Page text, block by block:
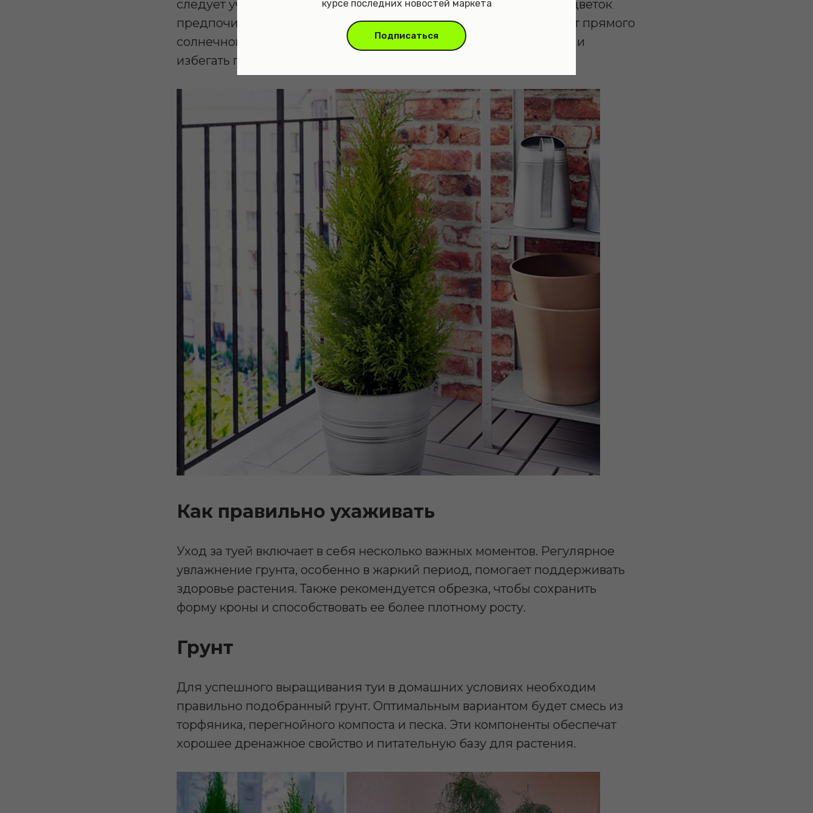
курсе последних новостей маркета
Подписаться
следует учитывать несколько важных аспектов. Этот комнатный цветок
предпочитает хорошо освещенные помещения, но не переносит прямого
солнечного света. Также важно обеспечить ей умеренный полив и
избегать пересушивания грунта.
Как правильно ухаживать
Уход за туей включает в себя несколько важных моментов. Регулярное
увлажнение грунта, особенно в жаркий период, помогает поддерживать
здоровье растения. Также рекомендуется обрезка, чтобы сохранить
форму кроны и способствовать ее более плотному росту.
Грунт
Для успешного выращивания туи в домашних условиях необходим
правильно подобранный грунт. Оптимальным вариантом будет смесь из
торфяника, перегнойного компоста и песка. Эти компоненты обеспечат
хорошее дренажное свойство и питательную базу для растения.